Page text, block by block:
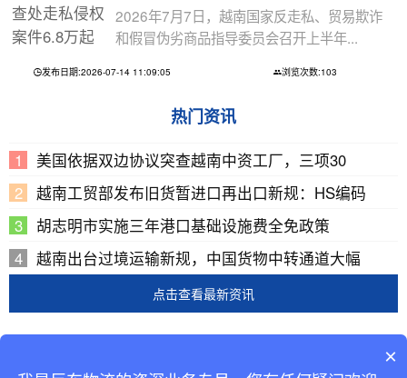
2026年7月7日，越南国家反走私、贸易欺诈
和假冒伪劣商品指导委员会召开上半年...
发布日期:2026-07-14 11:09:05 浏览次数:103
热门资讯
美国依据双边协议突查越南中资工厂，三项30
越南工贸部发布旧货暂进口再出口新规：HS编码
胡志明市实施三年港口基础设施费全免政策
越南出台过境运输新规，中国货物中转通道大幅
点击查看最新资讯
版权所有
×